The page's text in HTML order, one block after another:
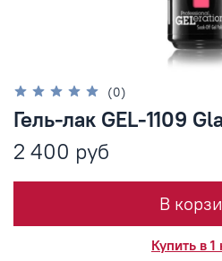
(0)
Гель-лак GEL-1109
2 400 руб
В
Купить в 1